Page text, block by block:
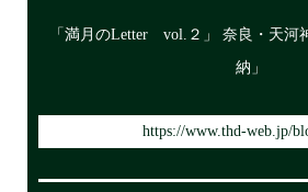
「満月のLetter vol.２」 奈良・天河
納」
https://www.thd-web.jp/